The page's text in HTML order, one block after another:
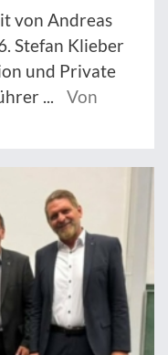
von Andreas
Stefan Klieber
und Private
...
Von